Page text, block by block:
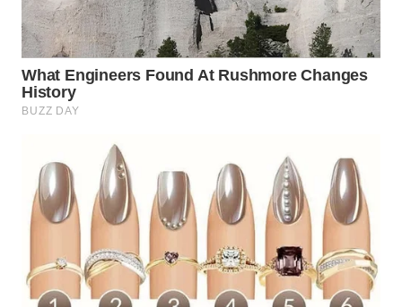
WN
TAPANULI
TENGAH
WN DELI
WN
TEBING
TINGGI
WN
PAKPAK